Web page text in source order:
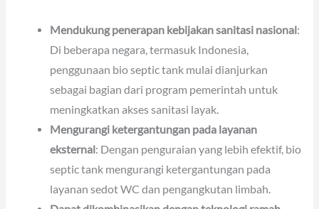
Mendukung penerapan kebijakan sanitasi nasional:
Di beberapa negara, termasuk Indonesia,
penggunaan bio septic tank mulai dianjurkan
sebagai bagian dari program pemerintah untuk
meningkatkan akses sanitasi layak.
Mengurangi ketergantungan pada layanan
eksternal: Dengan penguraian yang lebih efektif, bio
septic tank mengurangi ketergantungan pada
layanan sedot WC dan pengangkutan limbah.